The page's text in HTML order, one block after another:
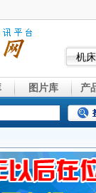
机
图片库 产